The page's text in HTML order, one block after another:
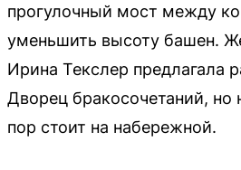
прогулочный мост между
уменьшить высоту башен.
Ирина Текслер предлагала
Дворец бракосочетаний, но
пор стоит на набережной.